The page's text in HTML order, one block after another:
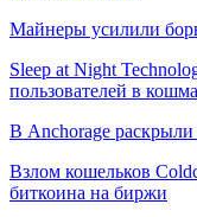
Майнеры усилили
Sleep at Night
пользователей в
В Anchorage
Взлом кошельков
биткоина на биржи